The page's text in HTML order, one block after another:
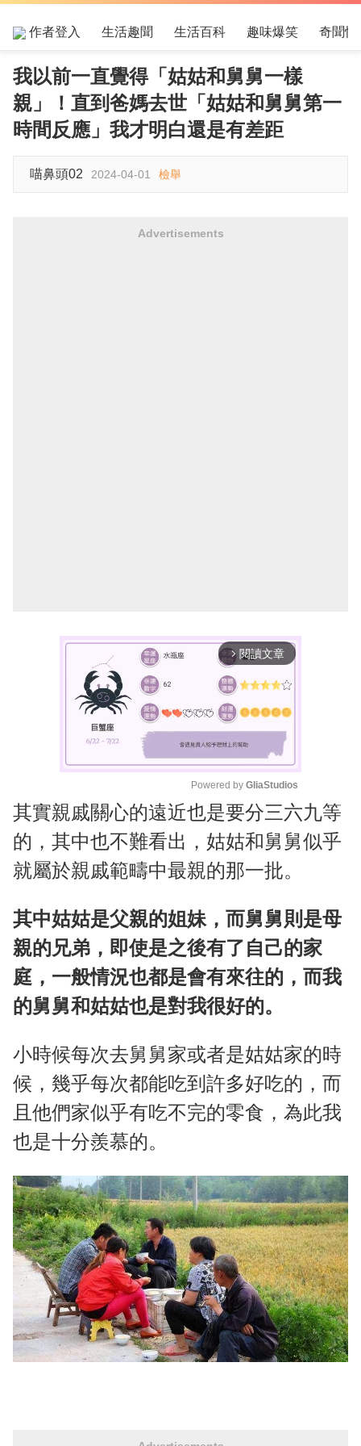
作者登入 生活趣聞 生活百科 趣味爆笑 奇聞怪
我以前一直覺得「姑姑和舅舅一樣
親」！直到爸媽去世「姑姑和舅舅第一
時間反應」我才明白還是有差距
喵鼻頭02 2024-04-01 檢舉
Advertisements
arrow_forward_ios 閱讀文章
M
u
t
Powered by GliaStudios
其實親戚關心的遠近也是要分三六九等
的，其中也不難看出，姑姑和舅舅似乎
就屬於親戚範疇中最親的那一批。
其中姑姑是父親的姐妹，而舅舅則是母
親的兄弟，即使是之後有了自己的家
庭，一般情況也都是會有來往的，而我
的舅舅和姑姑也是對我很好的。
小時候每次去舅舅家或者是姑姑家的時
候，幾乎每次都能吃到許多好吃的，而
且他們家似乎有吃不完的零食，為此我
也是十分羨慕的。